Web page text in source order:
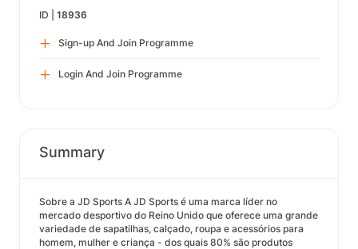
ID | 18936
Sign-up And Join Programme
Login And Join Programme
Summary
Sobre a JD Sports A JD Sports é uma marca líder no
mercado desportivo do Reino Unido que oferece uma grande
variedade de sapatilhas, calçado, roupa e acessórios para
homem, mulher e criança - dos quais 80% são produtos